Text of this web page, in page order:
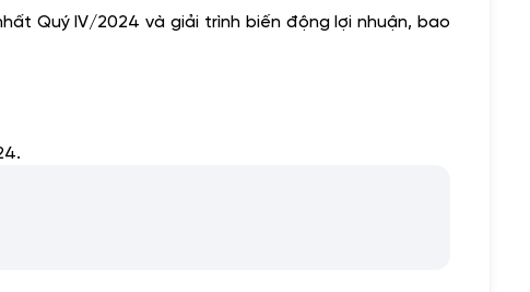
Quý IV/2024 và giải trình biến động lợi nhuận, bao